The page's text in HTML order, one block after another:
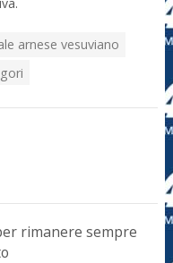
arnese vesuviano
gori
rimanere sempre